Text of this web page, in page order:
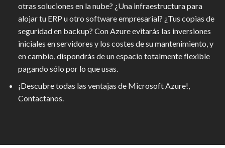
otras soluciones en la nube? ¿Una infraestructura para
alojar tu ERP u otro software empresarial? ¿Tus copias de
seguridad en backup? Con Azure evitarás las inversiones
iniciales en servidores y los costes de su mantenimiento, y
en cambio, dispondrás de un espacio totalmente flexible
pagando sólo por lo que usas.
¡Descubre todas las ventajas de Microsoft Azure!,
Contactanos.